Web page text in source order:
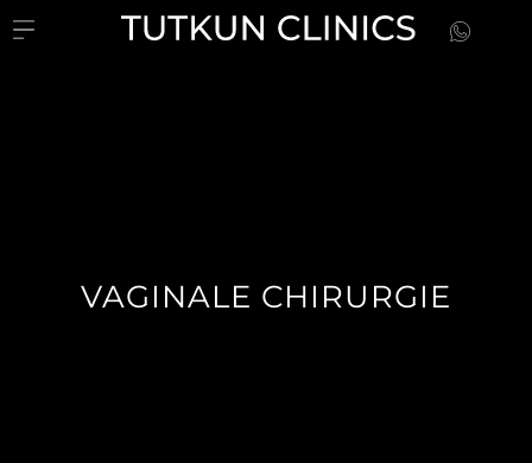
VAGINALE CHIRURGIE